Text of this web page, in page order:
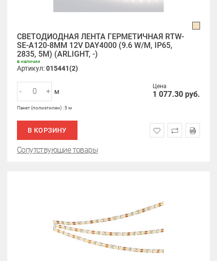
СВЕТОДИОДНАЯ ЛЕНТА ГЕРМЕТИЧНАЯ RTW-
SE-A120-8MM 12V DAY4000 (9.6 W/M, IP65,
2835, 5M) (ARLIGHT, -)
в наличии
Артикул:015441(2)
Цена
1 077.30 руб.
- + м
Пакет (полиэтилен) : 5 м
В КОРЗИНУ
Сопутствующие товары